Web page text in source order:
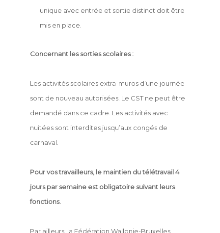
unique avec entrée et sortie distinct doit être
mis en place.
Concernant les sorties scolaires :
Les activités scolaires extra-muros d’une journée
sont de nouveau autorisées. Le CST ne peut être
demandé dans ce cadre. Les activités avec
nuitées sont interdites jusqu’aux congés de
carnaval.
Pour vos travailleurs, le maintien du télétravail 4
jours par semaine est obligatoire suivant leurs
fonctions.
Par ailleurs, la Fédération Wallonie-Bruxelles